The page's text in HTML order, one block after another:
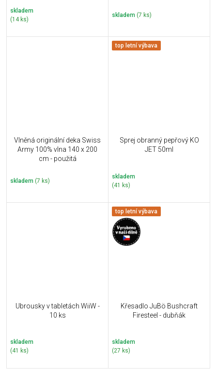
skladem
(14 ks)
skladem (7 ks)
Vlněná originální deka Swiss
Army 100% vlna 140 x 200
cm - použitá
skladem (7 ks)
top letní výbava
Sprej obranný pepřový KO
JET 50ml
skladem
(41 ks)
Ubrousky v tabletách WiiW -
10 ks
skladem
(41 ks)
top letní výbava
Křesadlo JuBö Bushcraft
Firesteel - dubňák
skladem
(27 ks)